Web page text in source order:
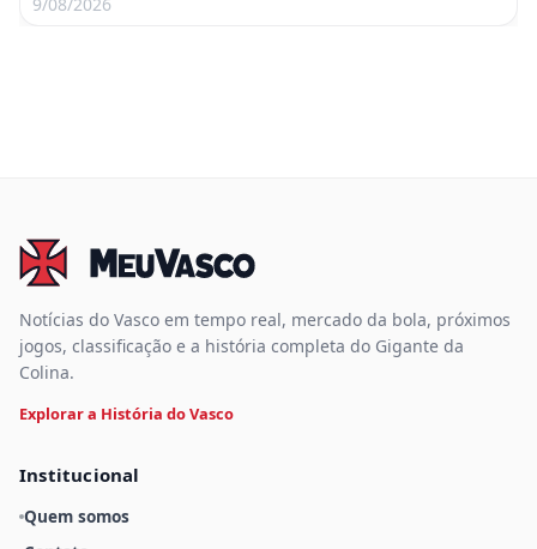
Notícias do Vasco em tempo real, mercado da bola, próximos
jogos, classificação e a história completa do Gigante da
Colina.
Explorar a História do Vasco
Institucional
Quem somos